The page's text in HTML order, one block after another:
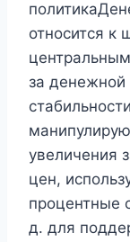
относится
за денежной
увеличения
цен,
процентные
д. для